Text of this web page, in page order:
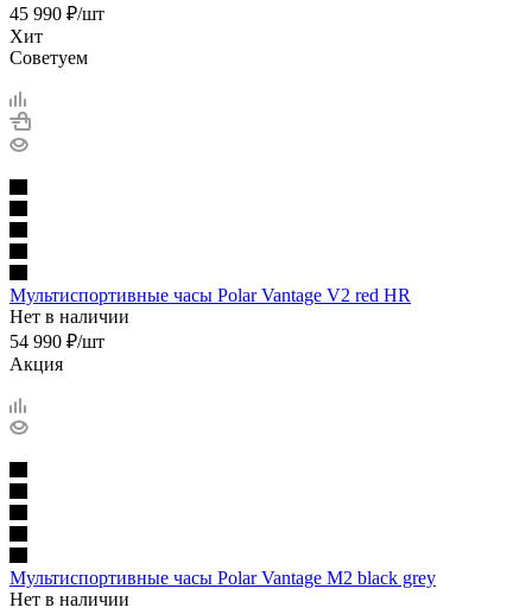
45 990 ₽/шт
Хит
Советуем
Мультиспортивные часы Polar Vantage V2 red HR
Нет в наличии
54 990 ₽/шт
Акция
Мультиспортивные часы Polar Vantage M2 black grey
Нет в наличии